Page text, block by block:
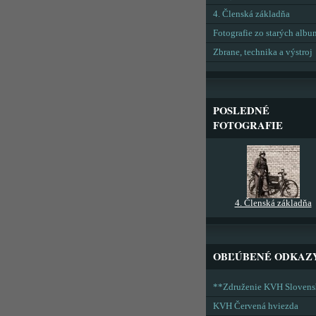
4. Členská základňa
Fotografie zo starých
Zbrane, technika a výstroj
POSLEDNÉ
FOTOGRAFIE
4. Členská základňa
OBĽÚBENÉ
**Združenie KVH
KVH Červená hviezda